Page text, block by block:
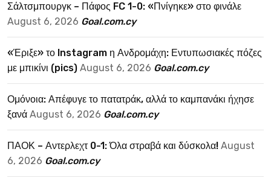
Σάλτσμπουργκ – Πάφος FC 1-0: «Πνίγηκε» στο φινάλε
August 6, 2026 Goal.com.cy
«Έριξε» το Instagram η Ανδρομάχη: Εντυπωσιακές πόζες
με μπικίνι (pics) August 6, 2026 Goal.com.cy
Ομόνοια: Απέφυγε το πατατράκ, αλλά το καμπανάκι ήχησε
ξανά August 6, 2026 Goal.com.cy
ΠΑΟΚ – Αντερλεχτ 0-1: Όλα στραβά και δύσκολα! August
6, 2026 Goal.com.cy